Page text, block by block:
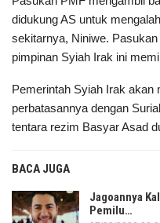
didukung AS untuk
sekitarnya, Niniwe.
pimpinan Syiah Irak ini
Pemerintah Syiah Irak akan
perbatasannya dengan
tentara rezim Basyar Asad
BACA JUGA
Jagoannya
Pemilu…